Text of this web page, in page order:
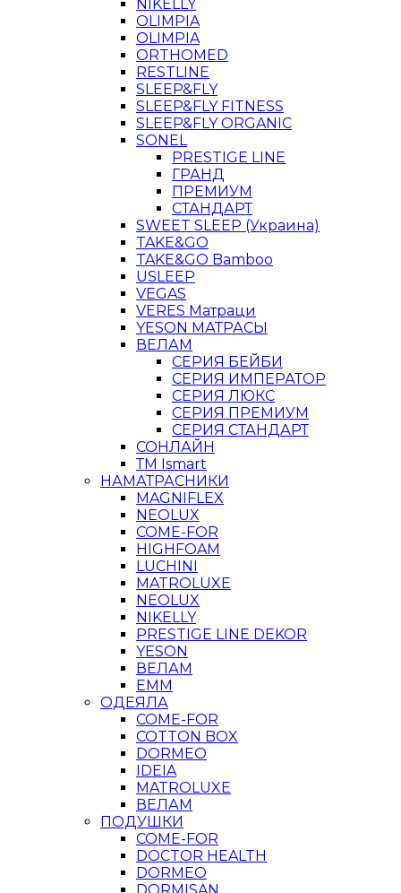
NIKELLY
OLIMPIA
OLIMPIA
ORTHOMED
RESTLINE
SLEEP&FLY
SLEEP&FLY FITNESS
SLEEP&FLY ORGANIC
SONEL
PRESTIGE LINE
ГРАНД
ПРЕМИУМ
СТАНДАРТ
SWEET SLEEP (Украина)
TAKE&GO
TAKE&GO Bamboo
USLEEP
VEGAS
VERES Матраци
YESON МАТРАСЫ
ВЕЛАМ
СЕРИЯ БЕЙБИ
СЕРИЯ ИМПЕРАТОР
СЕРИЯ ЛЮКС
СЕРИЯ ПРЕМИУМ
СЕРИЯ СТАНДАРТ
СОНЛАЙН
ТМ Ismart
НАМАТРАСНИКИ
MAGNIFLEX
NEOLUX
COME-FOR
HIGHFOAM
LUCHINI
MATROLUXE
NEOLUX
NIKELLY
PRESTIGE LINE DEKOR
YESON
ВЕЛАМ
ЕММ
ОДЕЯЛА
COME-FOR
COTTON BOX
DORMEO
IDEIA
MATROLUXE
ВЕЛАМ
ПОДУШКИ
COME-FOR
DOCTOR HEALTH
DORMEO